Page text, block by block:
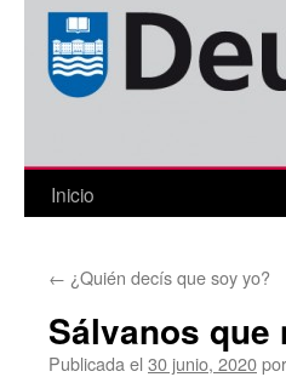
Inicio
← ¿Quién decís que soy yo?
Sálvanos
Publicada el 30 junio, 2020por